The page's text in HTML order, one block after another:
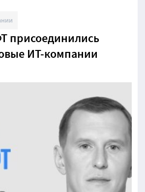
присоединились
ИТ-компании